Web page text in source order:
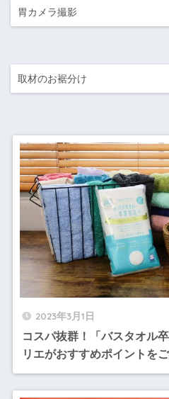
胃カメラ撮影
取材のお裾分け
2023年3月1日
コスパ抜群！「バスタオル
リエがおすすめポイントを